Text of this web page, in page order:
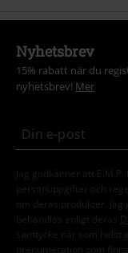
Nyhetsbrev
15% rabatt när du
nyhetsbrev! Mer
Jag godkänner att
personuppgifter och
om deras produkter.
behandlas enligt deras
samtycke när som helst
prenumeration som